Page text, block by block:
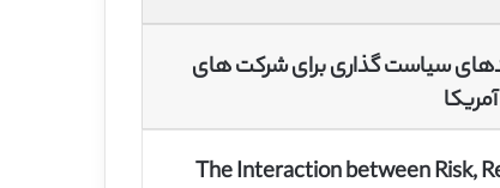
سیاست گذاری برای شرکت های
The Interaction between Risk,